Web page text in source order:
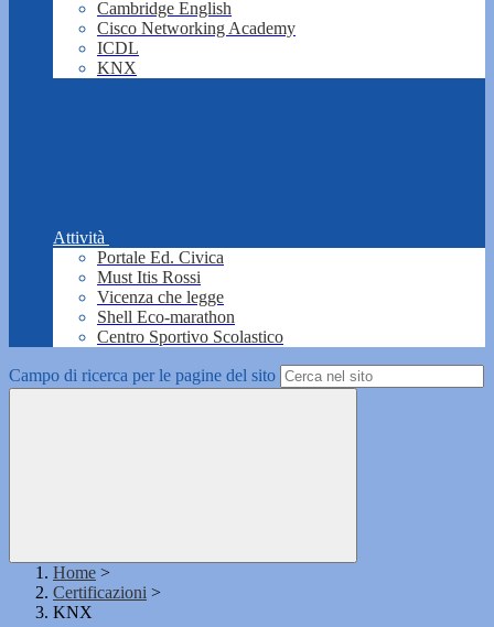
Cambridge English
Cisco Networking Academy
ICDL
KNX
Attività
Portale Ed. Civica
Must Itis Rossi
Vicenza che legge
Shell Eco-marathon
Centro Sportivo Scolastico
Campo di ricerca per le pagine del sito
Home >
Certificazioni >
KNX